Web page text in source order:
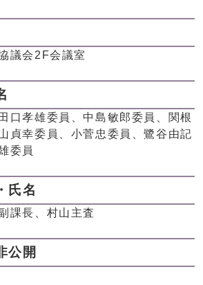
議会2F会議室
口孝雄委員、中島敏郎委員、関根
貞幸委員、小菅忠委員、鷺谷由記
委員
氏名
課長、村山主査
公開